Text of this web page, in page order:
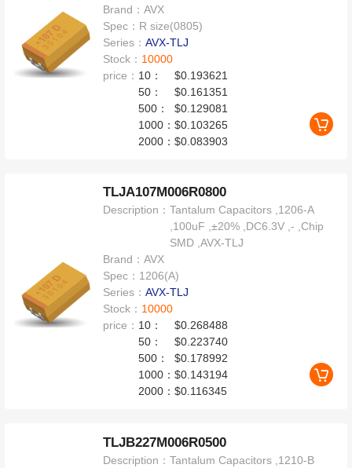
Brand：AVX
Spec： R size(0805)
Series：AVX-TLJ
Stock： 10000
price： 10：
$0.193621
50：
$0.161351
500：
$0.129081
1000：$0.103265
2000：$0.083903
TLJA107M006R0800
Description：Tantalum Capacitors ,1206-A
,100uF ,±20% ,DC6.3V ,- ,Chip
SMD ,AVX-TLJ
Brand：AVX
Spec： 1206(A)
Series：AVX-TLJ
Stock： 10000
price： 10：
$0.268488
50：
$0.223740
500：
$0.178992
1000：$0.143194
2000：$0.116345
TLJB227M006R0500
Description：Tantalum Capacitors ,1210-B